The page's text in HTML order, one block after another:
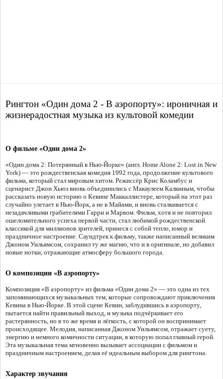
Рингтон «Один дома 2 - В аэропорту»: ироничная и
жизнерадостная музыка из культовой комедии
О фильме «Один дома 2»
«Один дома 2: Потерянный в Нью-Йорке» (англ. Home Alone 2: Lost in New
York) — это рождественская комедия 1992 года, продолжение культового
фильма, который стал мировым хитом. Режиссёр Крис Коламбус и
сценарист Джон Хьюз вновь объединились с Макаулеем Калкиным, чтобы
рассказать новую историю о Кевине Маккаллистере, который на этот раз
случайно улетает в Нью-Йорк, а не в Майами, и вновь сталкивается с
незадачливыми грабителями Гарри и Марвом. Фильм, хотя и не повторил
ошеломительного успеха первой части, стал любимой рождественской
классикой для миллионов зрителей, принеся с собой тепло, юмор и
праздничное настроение. Саундтрек к фильму, также написанный великим
Джоном Уильямсом, сохранил ту же магию, что и в оригинале, но добавил
новые нотки, отражающие атмосферу большого города.
О композиции «В аэропорту»
Композиция «В аэропорту» из фильма «Один дома 2» — это одна из тех
запоминающихся музыкальных тем, которые сопровождают приключения
Кевина в Нью-Йорке. В этой сцене Кевин, заблудившись в аэропорту,
пытается найти правильный выход, и музыка подчёркивает его
растерянность, но в то же время и лёгкость, с которой он воспринимает
происходящее. Мелодия, написанная Джоном Уильямсом, отражает суету,
энергию и немного комичности ситуации, в которую попал главный герой.
Эта музыкальная тема мгновенно вызывает ассоциации с фильмом и
праздничным настроением, делая её идеальным выбором для рингтона.
Характер звучания